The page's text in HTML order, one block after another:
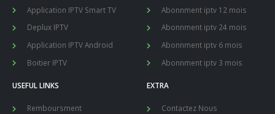
Application IPTV Smart TV
Deplux IPTV
Application IPTV Android
Boitier IPTV
Abonnment iptv 12 mois
Abonnment iptv 24 mois
Abonnment iptv 6 mois
Abonnment iptv 3 mois
USEFUL LINKS
Remboursment
EXTRA
Contactez Nous